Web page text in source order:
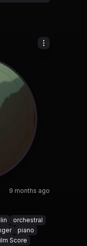
9 months ago
orchestral
piano
Score